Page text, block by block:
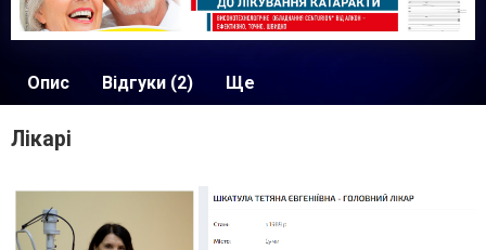
Опис Відгуки (2) Ще
Лікарі